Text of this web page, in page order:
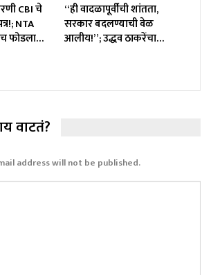
CBI चे
NTA
फोडला…
“ही वादळापूर्वीची शांतता,
सरकार बदलण्याची वेळ
आलीय!”; उद्धव ठाकरेंचा…
वाटतं?
address will not be published.